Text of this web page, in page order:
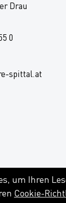
Drau
0
spittal.at
um Ihren
Cookie-